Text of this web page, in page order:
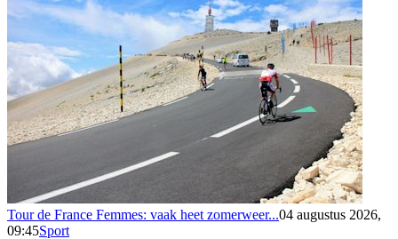
Tour de France Femmes: vaak heet zomerweer...04 augustus 2026,
09:45Sport